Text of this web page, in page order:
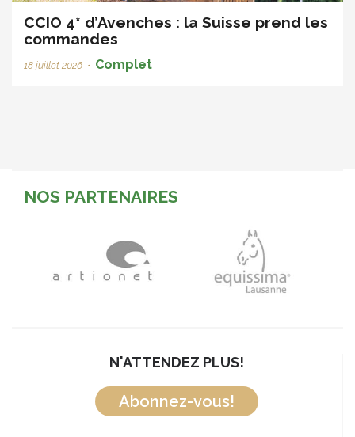
CCIO 4* d’Avenches : la Suisse prend les
commandes
18 juillet 2026 • Complet
NOS PARTENAIRES
N'ATTENDEZ PLUS!
Abonnez-vous!